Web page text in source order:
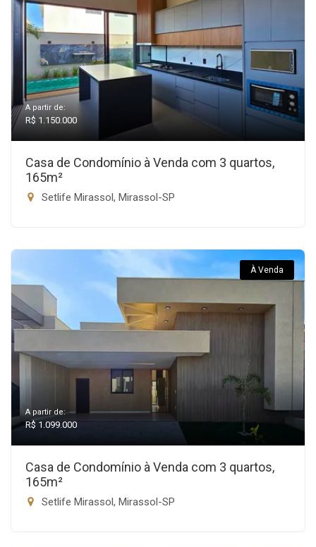
A partir de:
R$ 1.150.000
Casa de Condomínio à Venda com 3 quartos,
165m²
Setlife Mirassol, Mirassol-SP
À Venda
A partir de:
R$ 1.099.000
Casa de Condomínio à Venda com 3 quartos,
165m²
Setlife Mirassol, Mirassol-SP